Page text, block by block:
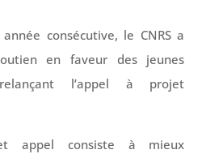
consécutive, le CNRS a
en faveur des jeunes
l’appel à projet
appel consiste à mieux